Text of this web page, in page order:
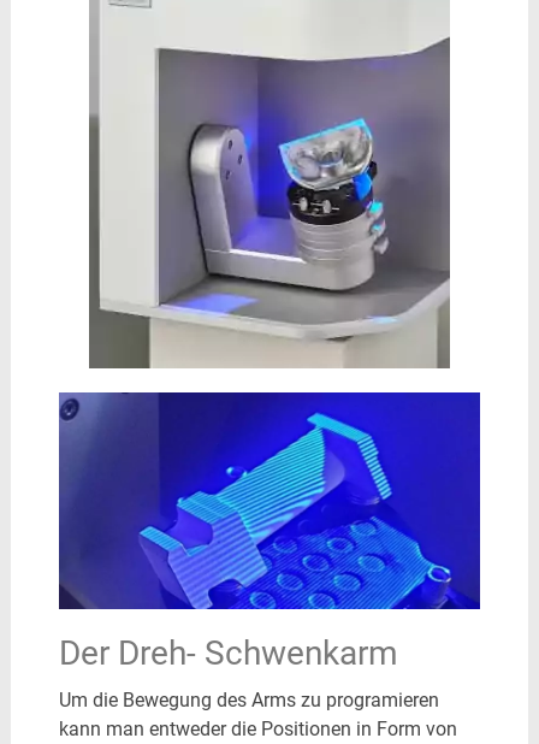
Der Dreh- Schwenkarm
Um die Bewegung des Arms zu programieren
kann man entweder die Positionen in Form von